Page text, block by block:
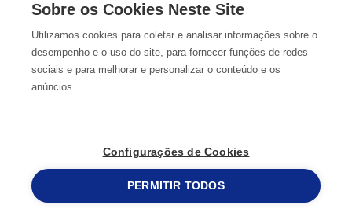
Informação Legal
© Copyright2026Anticimex
215 913 019
Sobre os Cookies Neste Site
Utilizamos cookies para coletar e analisar informações sobre o
desempenho e o uso do site, para fornecer funções de redes
sociais e para melhorar e personalizar o conteúdo e os
anúncios.
Configurações de Cookies
PERMITIR TODOS